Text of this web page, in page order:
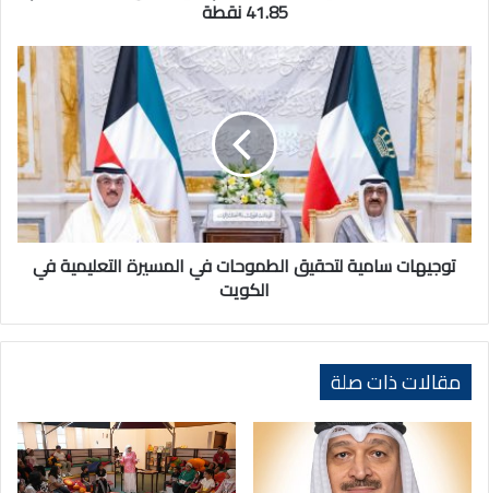
نقطة
41.85 نقطة
توجيهات
سامية
لتحقيق
الطموحات
في
المسيرة
التعليمية
في
الكويت
توجيهات سامية لتحقيق الطموحات في المسيرة التعليمية في
الكويت
مقالات ذات صلة